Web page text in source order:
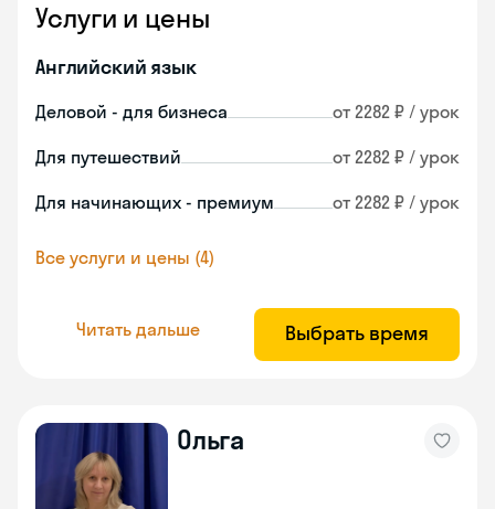
Услуги и цены
Английский язык
Деловой - для бизнеса от 2282 ₽ / урок
Для путешествий от 2282 ₽ / урок
Для начинающих - премиум от 2282 ₽ / урок
Все услуги и цены (4)
Читать дальше Выбрать время
Ольга